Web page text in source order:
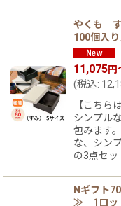
やくも
100個入
11,075円
(税込:
【こちら
シンプル
包みます
な、シン
の3点セッ
Nギフト
≫ 1ロッ